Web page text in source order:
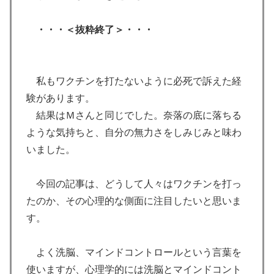
・・・＜抜粋終了＞・・・
私もワクチンを打たないように必死で訴えた経
験があります。
結果はＭさんと同じでした。奈落の底に落ちる
ような気持ちと、自分の無力さをしみじみと味わ
いました。
今回の記事は、どうして人々はワクチンを打っ
たのか、その心理的な側面に注目したいと思いま
す。
よく洗脳、マインドコントロールという言葉を
使いますが、心理学的には洗脳とマインドコント